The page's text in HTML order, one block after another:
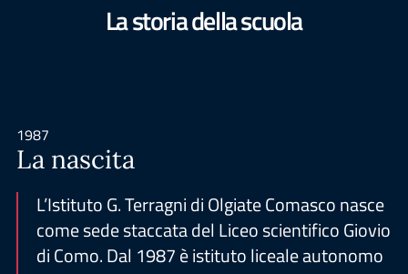
La storia della scuola
1987
La nascita
L’Istituto G. Terragni di Olgiate Comasco nasce
come sede staccata del Liceo scientifico Giovio
di Como. Dal 1987 è istituto liceale autonomo